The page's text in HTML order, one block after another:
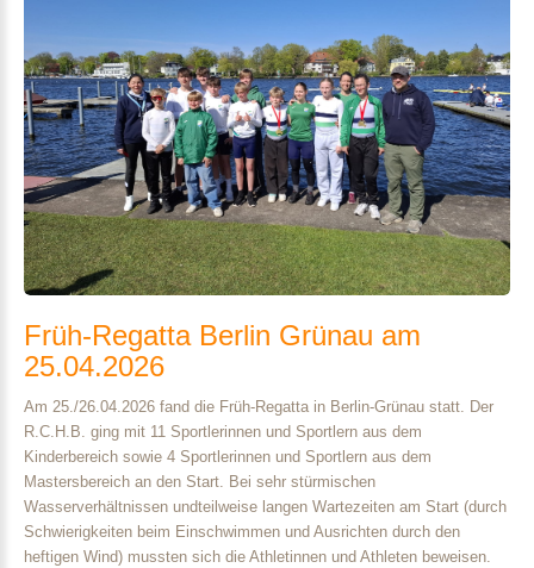
Früh-Regatta Berlin Grünau am
25.04.2026
Am 25./26.04.2026 fand die Früh-Regatta in Berlin-Grünau statt. Der
R.C.H.B. ging mit 11 Sportlerinnen und Sportlern aus dem
Kinderbereich sowie 4 Sportlerinnen und Sportlern aus dem
Mastersbereich an den Start. Bei sehr stürmischen
Wasserverhältnissen undteilweise langen Wartezeiten am Start (durch
Schwierigkeiten beim Einschwimmen und Ausrichten durch den
heftigen Wind) mussten sich die Athletinnen und Athleten beweisen.